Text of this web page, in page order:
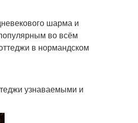
шарма и
во всём
в нормандском
узнаваемыми и